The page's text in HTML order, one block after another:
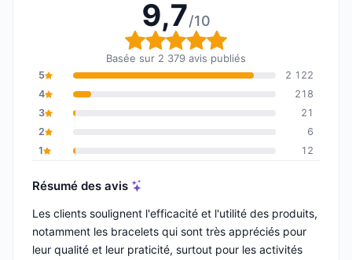
9,7/10
Note globale : 9,7 sur
Basée sur 2 379 avis publiés
5
2 122
4
218
3
21
2
6
1
12
Résumé des avis
Les clients soulignent l'efficacité et l'utilité des produits,
notamment les bracelets qui sont très appréciés pour
leur qualité et leur praticité, surtout pour les activités